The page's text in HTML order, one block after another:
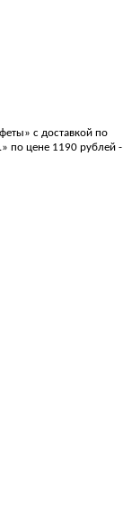
с доставкой по
по цене 1190 рублей -